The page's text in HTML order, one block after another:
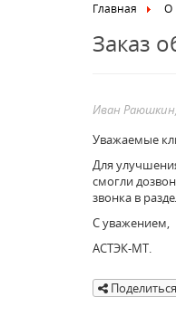
Главная О
Заказ
Иван
Уважаемые
Для
смогли
звонка в
С уважением,
АСТЭК-МТ.
Поделиться